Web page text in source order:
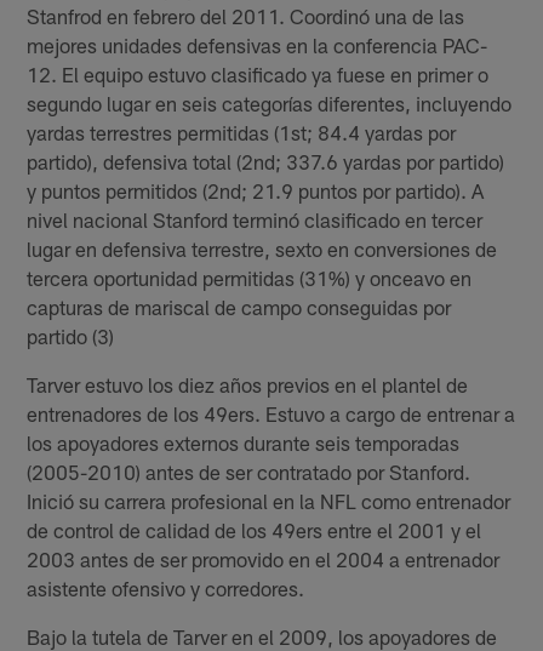
Stanfrod en febrero del 2011. Coordinó una de las
mejores unidades defensivas en la conferencia PAC-
12. El equipo estuvo clasificado ya fuese en primer o
segundo lugar en seis categorías diferentes, incluyendo
yardas terrestres permitidas (1st; 84.4 yardas por
partido), defensiva total (2nd; 337.6 yardas por partido)
y puntos permitidos (2nd; 21.9 puntos por partido). A
nivel nacional Stanford terminó clasificado en tercer
lugar en defensiva terrestre, sexto en conversiones de
tercera oportunidad permitidas (31%) y onceavo en
capturas de mariscal de campo conseguidas por
partido (3)
Tarver estuvo los diez años previos en el plantel de
entrenadores de los 49ers. Estuvo a cargo de entrenar a
los apoyadores externos durante seis temporadas
(2005-2010) antes de ser contratado por Stanford.
Inició su carrera profesional en la NFL como entrenador
de control de calidad de los 49ers entre el 2001 y el
2003 antes de ser promovido en el 2004 a entrenador
asistente ofensivo y corredores.
Bajo la tutela de Tarver en el 2009, los apoyadores de